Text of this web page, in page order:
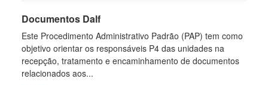
Documentos Dalf
Este Procedimento Administrativo Padrão (PAP) tem como
objetivo orientar os responsáveis P4 das unidades na
recepção, tratamento e encaminhamento de documentos
relacionados aos...